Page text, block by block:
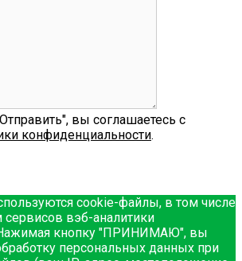
вы соглашаетесь с
конфиденциальности.
cookie-файлы, в том числе
вэб-аналитики
кнопку "ПРИНИМАЮ", вы
персональных данных при